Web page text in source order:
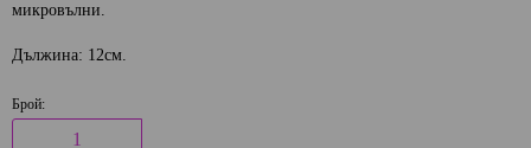
микровълни.
Дължина: 12см.
Брой: